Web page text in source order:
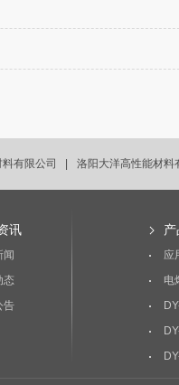
有限公司 | 洛阳大洋高性能材
讯
闻
态
告
应
电